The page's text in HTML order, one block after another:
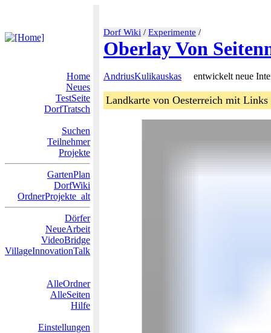
Dorf Wiki / Experimente /
Oberlay Von
Home
Neues
TestSeite
DorfTratsch
Suchen
Teilnehmer
Projekte
GartenPlan
DorfWiki
OrdnerProjekte_alt
Dörfer
NeueArbeit
VideoBridge
VillageInnovationTalk
AlleOrdner
AlleSeiten
Hilfe
Einstellungen
AndriusKulikauskas entwickelt neue
Landkarte von Oesterreich mit